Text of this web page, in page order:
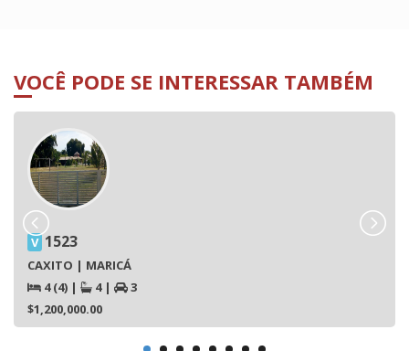
VOCÊ PODE SE INTERESSAR TAMBÉM
V 1523
CAXITO | MARICÁ
4 (4) | 4 |
3
$1,200,000.00